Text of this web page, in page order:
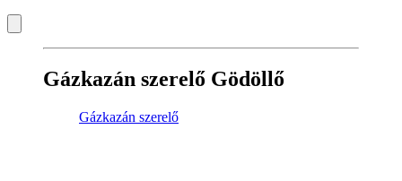
Gázkazán szerelő Gödöllő
Gázkazán szerelő